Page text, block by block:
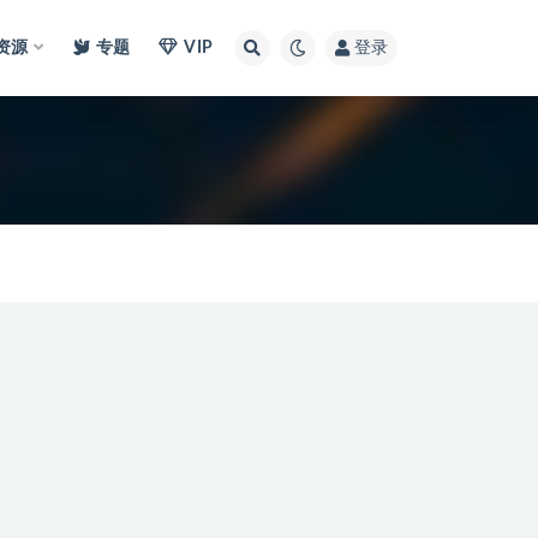
源 专题 VIP 登录